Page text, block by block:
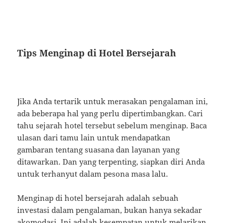
Tips Menginap di Hotel Bersejarah
Jika Anda tertarik untuk merasakan pengalaman ini,
ada beberapa hal yang perlu dipertimbangkan. Cari
tahu sejarah hotel tersebut sebelum menginap. Baca
ulasan dari tamu lain untuk mendapatkan
gambaran tentang suasana dan layanan yang
ditawarkan. Dan yang terpenting, siapkan diri Anda
untuk terhanyut dalam pesona masa lalu.
Menginap di hotel bersejarah adalah sebuah
investasi dalam pengalaman, bukan hanya sekadar